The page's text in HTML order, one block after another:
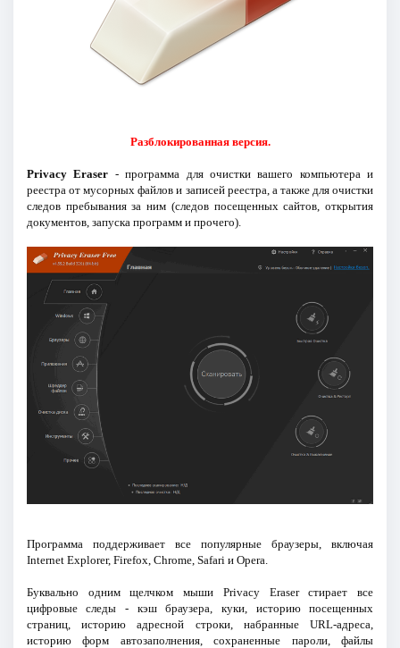
Разблокированная версия.
Privacy Eraser - программа для очистки вашего компьютера и
реестра от мусорных файлов и записей реестра, а также для очистки
следов пребывания за ним (следов посещенных сайтов, открытия
документов, запуска программ и прочего).
Программа поддерживает все популярные браузеры, включая
Internet Explorer, Firefox, Chrome, Safari и Opera.
Буквально одним щелчком мыши Privacy Eraser стирает все
цифровые следы - кэш браузера, куки, историю посещенных
страниц, историю адресной строки, набранные URL-адреса,
историю форм автозаполнения, сохраненные пароли, файлы